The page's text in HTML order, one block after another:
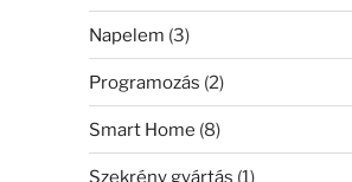
Napelem (3)
Programozás (2)
Smart Home (8)
Szekrény gyártás (1)